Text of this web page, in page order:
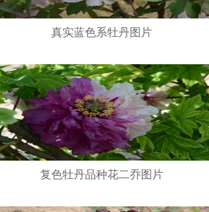
真实蓝色系牡丹图片
复色牡丹品种花二乔图片